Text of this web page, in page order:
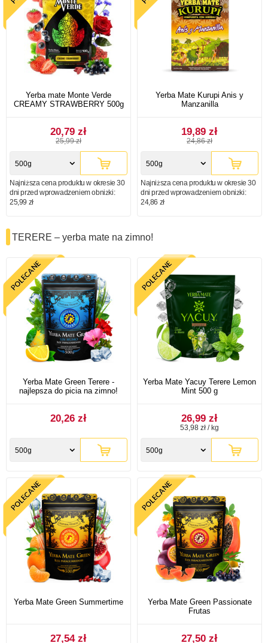
Yerba mate Monte Verde
CREAMY STRAWBERRY 500g
20,79 zł
25,99 zł
500g
Najniższa cena produktu w okresie 30
dni przed wprowadzeniem obniżki:
25,99 zł
Yerba Mate Kurupi Anis y
Manzanilla
19,89 zł
24,86 zł
500g
Najniższa cena produktu w okresie 30
dni przed wprowadzeniem obniżki:
24,86 zł
TERERE – yerba mate na zimno!
Yerba Mate Green Terere -
najlepsza do picia na zimno!
20,26 zł
500g
Yerba Mate Yacuy Terere Lemon
Mint 500 g
26,99 zł
53,98 zł / kg
500g
Yerba Mate Green Summertime
27,54 zł
Yerba Mate Green Passionate
Frutas
27,50 zł